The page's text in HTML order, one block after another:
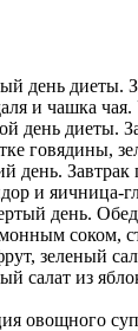
день диеты.
и чашка чая.
день диеты.
говядины,
день.
и яичница-
день.
соком,
зеленый
салат из
овощного